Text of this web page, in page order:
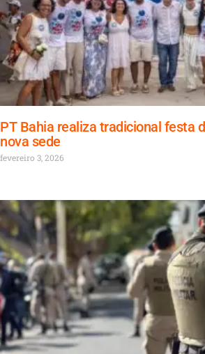
PT Bahia realiza tradicional festa
nova sede
fevereiro 3, 2026